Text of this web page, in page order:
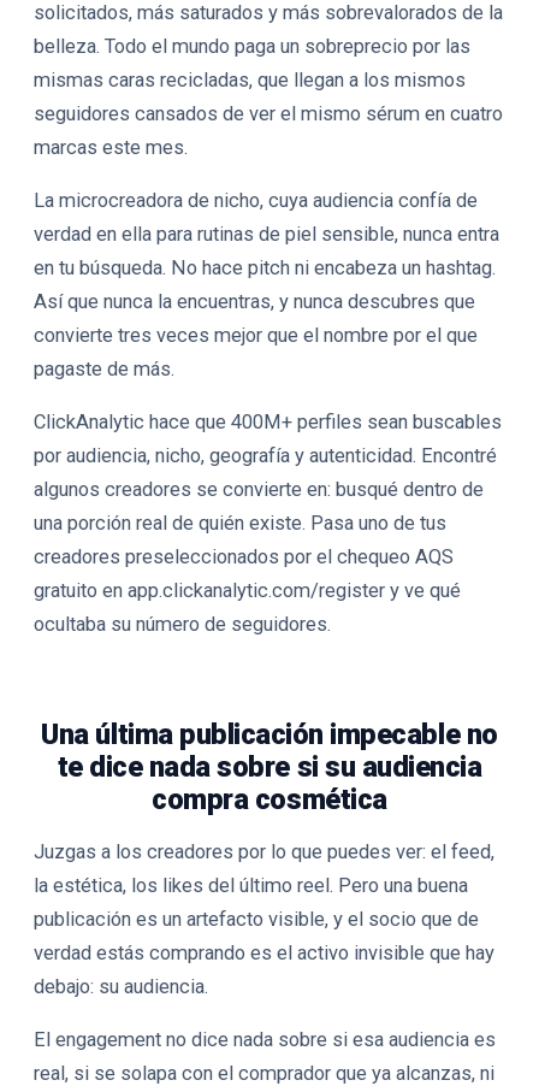
solicitados, más saturados y más sobrevalorados de la
belleza. Todo el mundo paga un sobreprecio por las
mismas caras recicladas, que llegan a los mismos
seguidores cansados de ver el mismo sérum en cuatro
marcas este mes.
La microcreadora de nicho, cuya audiencia confía de
verdad en ella para rutinas de piel sensible, nunca entra
en tu búsqueda. No hace pitch ni encabeza un hashtag.
Así que nunca la encuentras, y nunca descubres que
convierte tres veces mejor que el nombre por el que
pagaste de más.
ClickAnalytic hace que 400M+ perfiles sean buscables
por audiencia, nicho, geografía y autenticidad. Encontré
algunos creadores se convierte en: busqué dentro de
una porción real de quién existe. Pasa uno de tus
creadores preseleccionados por el chequeo AQS
gratuito en app.clickanalytic.com/register y ve qué
ocultaba su número de seguidores.
Una última publicación impecable no
te dice nada sobre si su audiencia
compra cosmética
Juzgas a los creadores por lo que puedes ver: el feed,
la estética, los likes del último reel. Pero una buena
publicación es un artefacto visible, y el socio que de
verdad estás comprando es el activo invisible que hay
debajo: su audiencia.
El engagement no dice nada sobre si esa audiencia es
real, si se solapa con el comprador que ya alcanzas, ni